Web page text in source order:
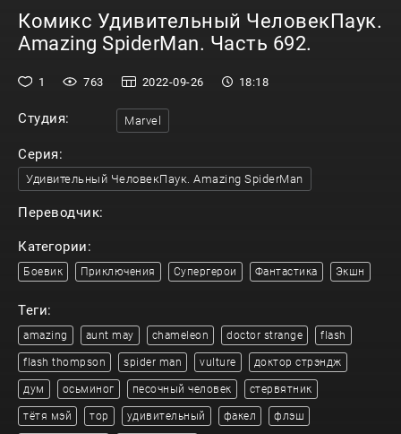
Комикс Удивительный ЧеловекПаук.
Amazing SpiderMan. Часть 692.
1 763 2022-09-26 18:18
Студия: Marvel
Серия:
Удивительный ЧеловекПаук. Amazing SpiderMan
Переводчик:
Категории:
Боевик Приключения Супергерои Фантастика Экшн
Теги:
amazing aunt may chameleon doctor strange flash
flash thompson spider man vulture доктор стрэндж
дум осьминог песочный человек стервятник
тётя мэй тор удивительный факел флэш